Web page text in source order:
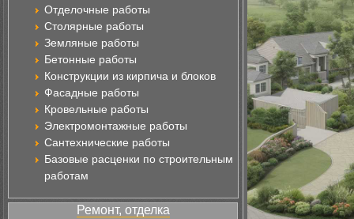
Отделочные работы
Столярные работы
Земляные работы
Бетонные работы
Конструкции из кирпича и блоков
Фасадные работы
Кровельные работы
Электромонтажные работы
Сантехнические работы
Базовые расценки по строительным
работам
Ремонт, отделка